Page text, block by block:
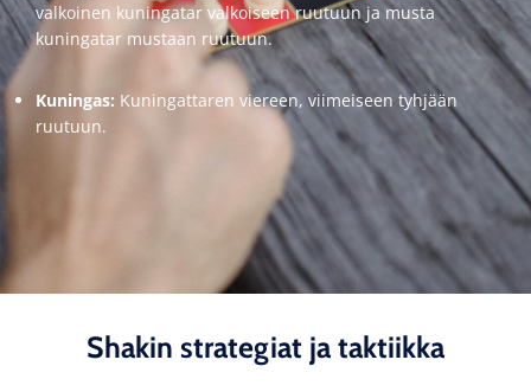
valkoinen kuningatar valkoiseen ruutuun ja musta
kuningatar mustaan ruutuun.
Kuningas: Kuningattaren viereen, viimeiseen tyhjään
ruutuun.
Shakin strategiat ja taktiikka